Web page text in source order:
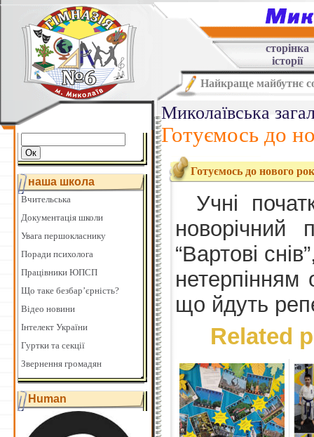
сторінка
історії
Найкраще майбутнє
наша школа
Вчительська
Документація школи
Увага першокласнику
Поради психолога
Працівники ЮПСП
Що таке безбар’єрність?
Відео новини
Інтелект України
Гуртки та секції
Звернення громадян
Human
Миколаївська
Готуємось до
Готуємось до нового
Учні
новорічний
“Вартові
нетерпінням
що йдуть
Related